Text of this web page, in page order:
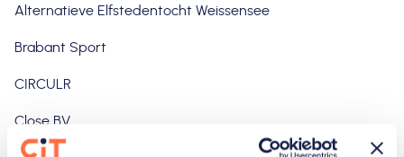
Alternatieve Elfstedentocht Weissensee
Brabant Sport
CIRCULR
Close BV